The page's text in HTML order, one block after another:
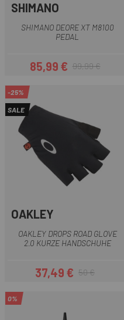
SHIMANO
SHIMANO DEORE XT M8100
PEDAL
Preis
85,99 €Regulärer Preis
99,99 €
-25%
SALE
OAKLEY
OAKLEY DROPS ROAD GLOVE
2.0 KURZE HANDSCHUHE
Preis
37,49 €Regulärer Preis
50 €
0%